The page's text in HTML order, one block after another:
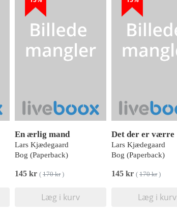
En ærlig mand
Lars Kjædegaard
Bog (Paperback)
145 kr ( 170 kr)
Læg i kurv
Det der er værre
Lars Kjædegaard
Bog (Paperback)
145 kr ( 170 kr)
Læg i kurv